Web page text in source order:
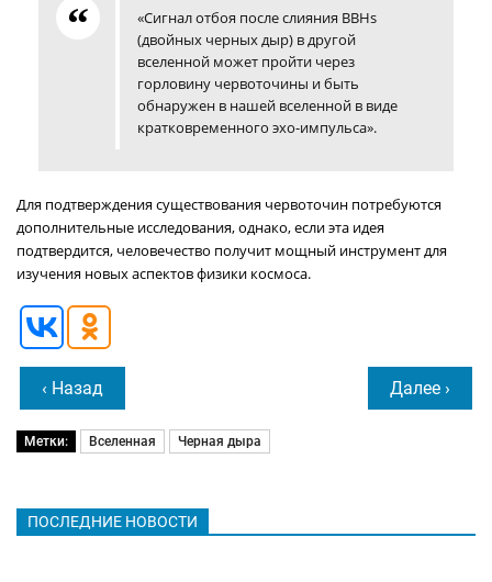
«Сигнал отбоя после слияния BBHs
(двойных черных дыр) в другой
вселенной может пройти через
горловину червоточины и быть
обнаружен в нашей вселенной в виде
кратковременного эхо-импульса».
Для подтверждения существования червоточин потребуются
дополнительные исследования, однако, если эта идея
подтвердится, человечество получит мощный инструмент для
изучения новых аспектов физики космоса.
‹ Назад Далее ›
Метки: Вселенная Черная дыра
ПОСЛЕДНИЕ НОВОСТИ